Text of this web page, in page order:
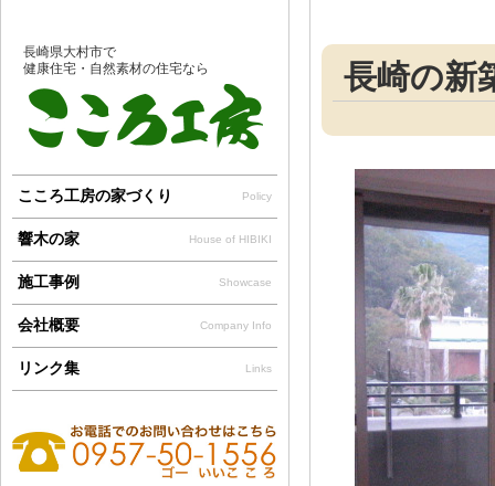
長崎の新
長崎県大村市で
健康住宅・自然素材の住宅なら
こころ工房の家づくり Policy
響木の家 House of HIBIKI
施工事例 Showcase
会社概要 Company Info
リンク集 Links